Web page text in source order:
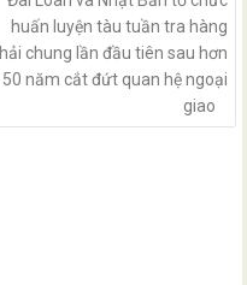
huấn luyện tàu tuần tra hàng
hải chung lần đầu tiên sau hơn
50 năm cắt đứt quan hệ ngoại
giao